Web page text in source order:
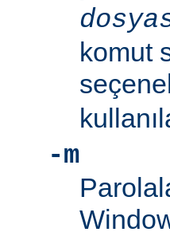
komut
-m